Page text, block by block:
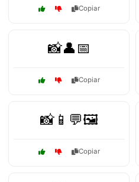
Copiar
📸👤📅
Copiar
📸📱💬🖼️
Copiar